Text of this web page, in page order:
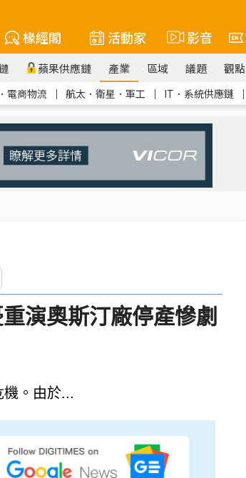
椽經閣 活動家 影音
蘋果供應鏈 產業 區域 議題 觀點
電商物流 ｜ 航太．衛星．軍工 ｜ IT．系統供應鏈 ｜
演奧斯汀廠停產慘劇
。由於...